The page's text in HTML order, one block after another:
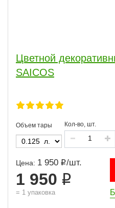
Цветной
SAICOS
Объем тары Кол-во, шт.
Цена: 1 950 /шт.
1 950
= 1 упаковка